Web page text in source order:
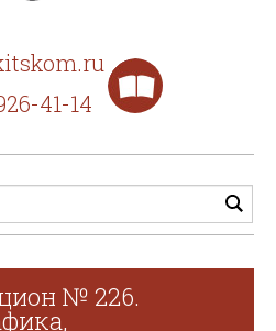
41-14
№ 226.